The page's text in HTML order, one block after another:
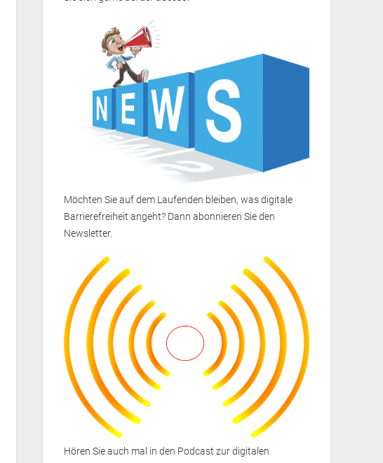
Möchten Sie auf dem Laufenden bleiben, was digitale
Barrierefreiheit angeht? Dannabonnieren Sie den
Newsletter.
Hören Sie auch mal in den Podcast zur digitalen